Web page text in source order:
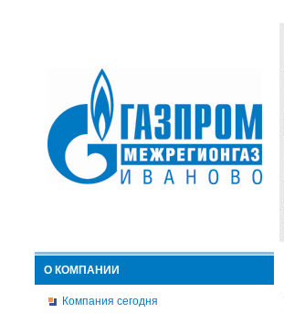
О КОМПАНИИ
Компания сегодня